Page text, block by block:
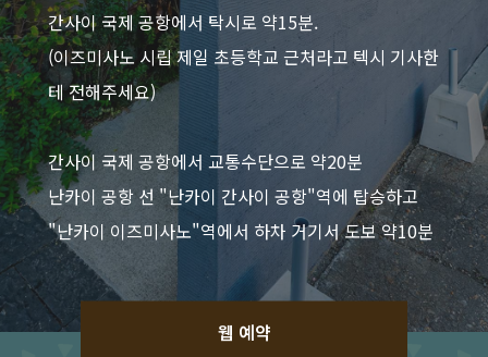
간사이 국제 공항에서 탁시로 약15분.
(이즈미사노 시립 제일 초등학교 근처라고 텍시 기사한
테 전해주세요)
간사이 국제 공항에서 교통수단으로 약20분
난카이 공항 선 "난카이 간사이 공항"역에 탑승하고
"난카이 이즈미사노"역에서 하차 거기서 도보 약10분
웹 예약